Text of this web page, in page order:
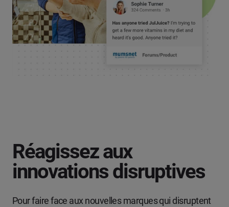
Réagissez aux
innovations disruptives
Pour faire face aux nouvelles marques qui disruptent